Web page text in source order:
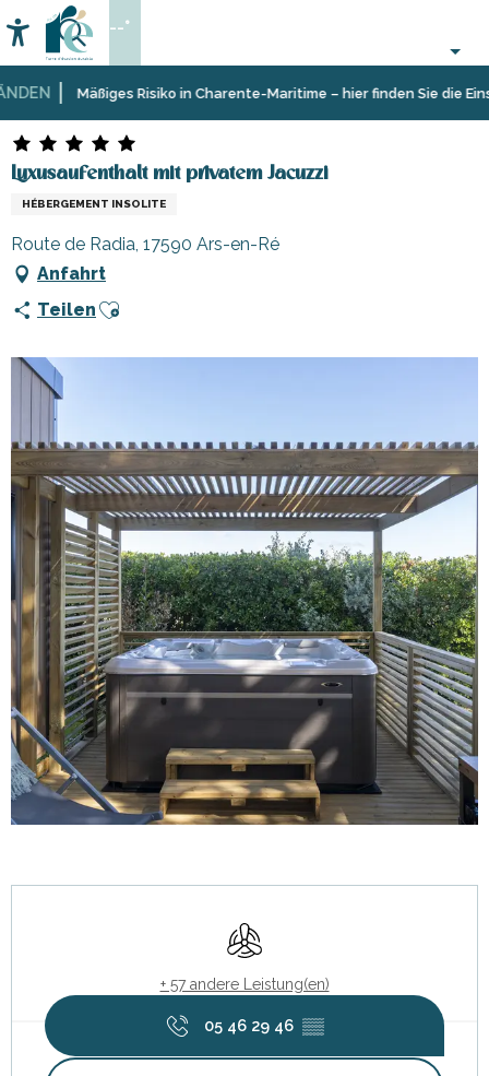
au
contenu
principalMäßiges Risiko in Charente-Maritime – hier finden Sie die
Accessibilité
Suche
--°
Startseite Luxusaufenthalt mit privatem Jacuzzi
Luxusaufenthalt mit privatem Jacuzzi
HÉBERGEMENT INSOLITE
Route de Radia, 17590 Ars-en-Ré
Anfahrt
Teilen Ajouter aux favoris
Klimaanlage
+ 57 andere Leistung(en)
05 46 29 46 ▒▒